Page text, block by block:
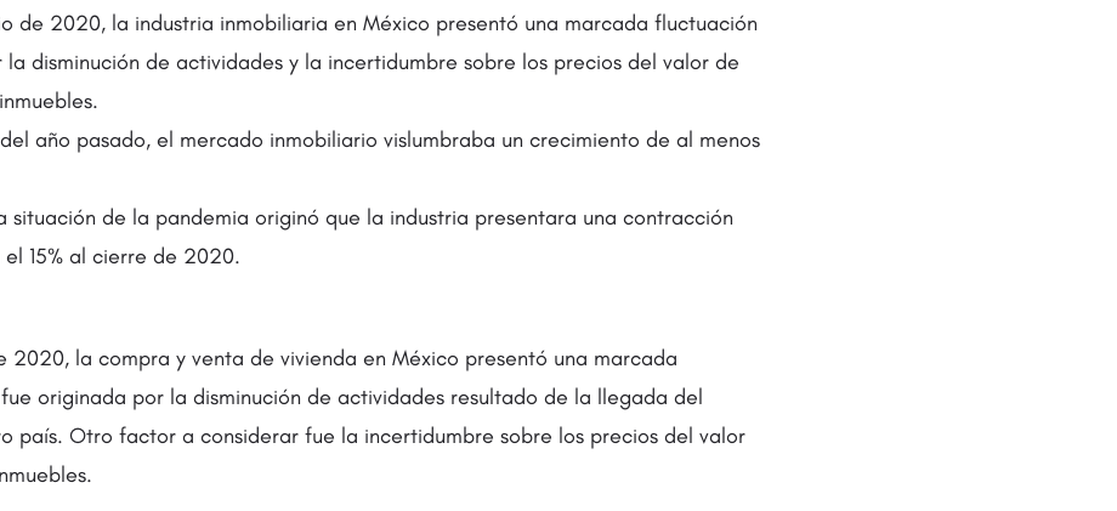
de 2020, la industria inmobiliaria en México presentó una marcada fluctuación
disminución de actividades y la incertidumbre sobre los precios del valor de
año pasado, el mercado inmobiliario vislumbraba un crecimiento de al menos
situación de la pandemia originó que la industria presentara una contracción
15% al cierre de 2020.
2020, la compra y venta de vivienda en México presentó una marcada
originada por la disminución de actividades resultado de la llegada del
país. Otro factor a considerar fue la incertidumbre sobre los precios del valor